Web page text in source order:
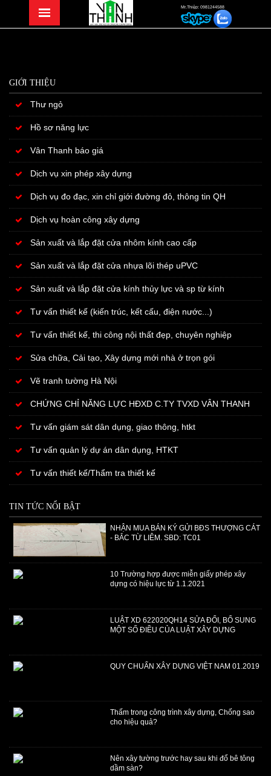
Mr.Thiệp: 0981244588
GIỚI THIỆU
Thư ngỏ
Hồ sơ năng lực
Vân Thanh báo giá
Dịch vụ xin phép xây dựng
Dịch vụ đo đạc, xin chỉ giới đường đỏ, thông tin QH
Dịch vụ hoàn công xây dựng
Sản xuất và lắp đặt cửa nhôm kính cao cấp
Sản xuất và lắp đặt cửa nhựa lõi thép uPVC
Sản xuất và lắp đặt cửa kính thủy lực và sp từ kính
Tư vấn thiết kế (kiến trúc, kết cấu, điện nước...)
Tư vấn thiết kế, thi công nội thất đẹp, chuyên nghiệp
Sửa chữa, Cải tạo, Xây dựng mới nhà ở trọn gói
Vẽ tranh tường Hà Nội
CHỨNG CHỈ NĂNG LỰC HĐXD C.TY TVXD VÂN THANH
Tư vấn giám sát dân dụng, giao thông, htkt
Tư vấn quản lý dự án dân dụng, HTKT
Tư vấn thiết kế/Thẩm tra thiết kế
TIN TỨC NỔI BẬT
NHẬN MUA BÁN KÝ GỬI BĐS THƯỢNG CÁT
- BẮC TỪ LIÊM. SBD: TC01
​10 Trường hợp được miễn giấy phép xây
dựng có hiệu lực từ 1.1.2021
LUẬT XD 622020QH14 SỬA ĐỔI, BỔ SUNG
MỘT SỐ ĐIỀU CỦA LUẬT XÂY DỰNG
QUY CHUẨN XÂY DỰNG VIỆT NAM 01.2019
Thấm trong công trình xây dựng, Chống sao
cho hiệu quả?
Nên xây tường trước hay sau khi đổ bê tông
dầm sàn?